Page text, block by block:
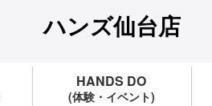
ハンズ仙台店
HANDS DO
(体験・イベント)